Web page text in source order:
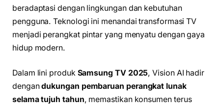
beradaptasi dengan lingkungan dan kebutuhan
pengguna. Teknologi ini menandai transformasi TV
menjadi perangkat pintar yang menyatu dengan gaya
hidup modern.
Dalam lini produk Samsung TV 2025, Vision AI hadir
dengandukungan pembaruan perangkat lunak
selama tujuh tahun, memastikan konsumen terus